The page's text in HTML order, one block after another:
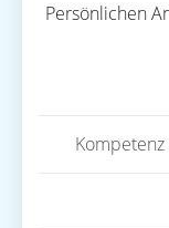
Persönlichen